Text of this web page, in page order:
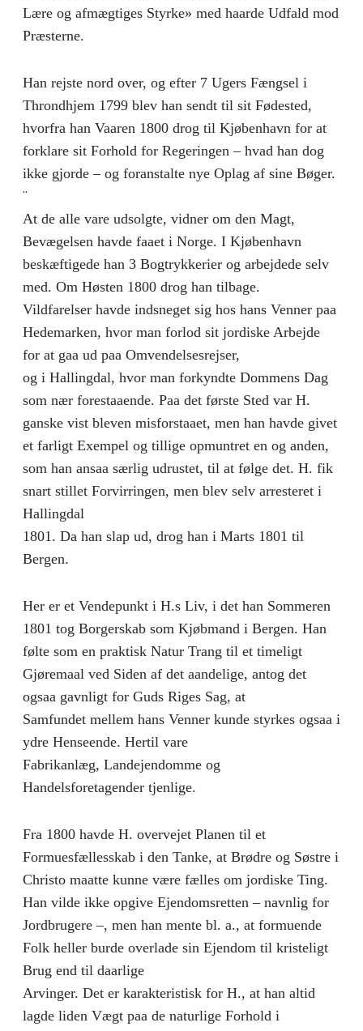
Lære og afmægtiges Styrke» med haarde Udfald mod
Præsterne.
Han rejste nord over, og efter 7 Ugers Fængsel i
Throndhjem 1799 blev han sendt til sit Fødested,
hvorfra han Vaaren 1800 drog til Kjøbenhavn for at
forklare sit Forhold for Regeringen – hvad han dog
ikke gjorde – og foranstalte nye Oplag af sine Bøger.
¨
At de alle vare udsolgte, vidner om den Magt,
Bevægelsen havde faaet i Norge. I Kjøbenhavn
beskæftigede han 3 Bogtrykkerier og arbejdede selv
med. Om Høsten 1800 drog han tilbage.
Vildfarelser havde indsneget sig hos hans Venner paa
Hedemarken, hvor man forlod sit jordiske Arbejde
for at gaa ud paa Omvendelsesrejser,
og i Hallingdal, hvor man forkyndte Dommens Dag
som nær forestaaende. Paa det første Sted var H.
ganske vist bleven misforstaaet, men han havde givet
et farligt Exempel og tillige opmuntret en og anden,
som han ansaa særlig udrustet, til at følge det. H. fik
snart stillet Forvirringen, men blev selv arresteret i
Hallingdal
1801. Da han slap ud, drog han i Marts 1801 til
Bergen.
Her er et Vendepunkt i H.s Liv, i det han Sommeren
1801 tog Borgerskab som Kjøbmand i Bergen. Han
følte som en praktisk Natur Trang til et timeligt
Gjøremaal ved Siden af det aandelige, antog det
ogsaa gavnligt for Guds Riges Sag, at
Samfundet mellem hans Venner kunde styrkes ogsaa i
ydre Henseende. Hertil vare
Fabrikanlæg, Landejendomme og
Handelsforetagender tjenlige.
Fra 1800 havde H. overvejet Planen til et
Formuesfællesskab i den Tanke, at Brødre og Søstre i
Christo maatte kunne være fælles om jordiske Ting.
Han vilde ikke opgive Ejendomsretten – navnlig for
Jordbrugere –, men han mente bl. a., at formuende
Folk heller burde overlade sin Ejendom til kristeligt
Brug end til daarlige
Arvinger. Det er karakteristisk for H., at han altid
lagde liden Vægt paa de naturlige Forhold i